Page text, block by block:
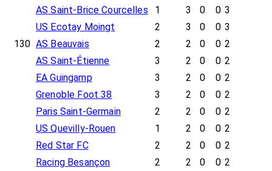
AS Saint-Brice Courcelles 1 3 0 0 3
US Ecotay Moingt
2 3 0 0 3
130 AS Beauvais 2 2 0 0 2
AS Saint-Étienne
3 2 0 0 2
EA Guingamp
3 2 0 0 2
Grenoble Foot 38
3 2 0 0 2
Paris Saint-Germain
2 2 0 0 2
US Quevilly-Rouen
1 2 0 0 2
Red Star FC
2 2 0 0 2
Racing Besançon
2 2 0 0 2